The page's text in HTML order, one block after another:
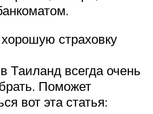
хорошую страховку
Таиланд всегда очень
Поможет
вот эта статья: